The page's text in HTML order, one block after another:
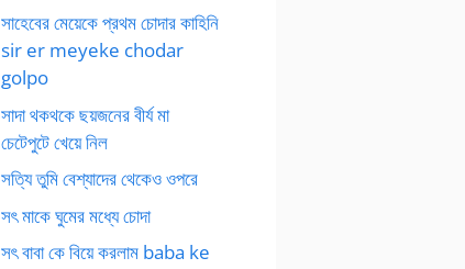
সাহেবের মেয়েকে প্রথম চোদার কাহিনি
sir er meyeke chodar
golpo
সাদা থকথকে ছয়জনের বীর্য মা
চেটেপুটে খেয়ে নিল
সত্যি তুমি বেশ্যাদের থেকেও ওপরে
সৎ মাকে ঘুমের মধ্যে চোদা
সৎ বাবা কে বিয়ে করলাম baba ke